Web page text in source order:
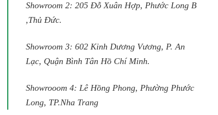
Showroom 2: 205 Đỗ Xuân Hợp, Phước Long B
,Thủ Đức.
Showroom 3: 602 Kinh Dương Vương, P. An
Lạc, Quận Bình Tân Hồ Chí Minh.
Showrooom 4: Lê Hồng Phong, Phường Phước
Long, TP.Nha Trang